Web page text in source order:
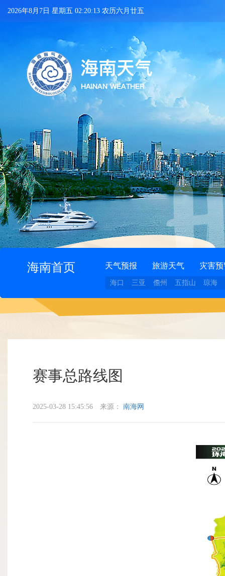
2026年8月7日 星期五 02:20:14 农历六月廿五
海南首页 天气预报 旅游天气 灾害
海口 三亚 儋州 五指山 琼海
赛事总路线图
2025-03-28 15:45:56 来源： 南海网